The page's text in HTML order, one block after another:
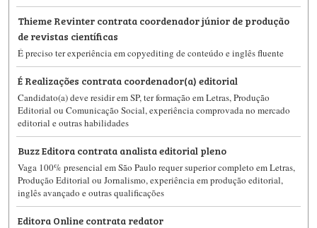
Thieme Revinter contrata coordenador júnior de produção
de revistas científicas
É preciso ter experiência em copyediting de conteúdo e inglês fluente
É Realizações contrata coordenador(a) editorial
Candidato(a) deve residir em SP, ter formação em Letras, Produção
Editorial ou Comunicação Social, experiência comprovada no mercado
editorial e outras habilidades
Buzz Editora contrata analista editorial pleno
Vaga 100% presencial em São Paulo requer superior completo em Letras,
Produção Editorial ou Jornalismo, experiência em produção editorial,
inglês avançado e outras qualificações
Editora Online contrata redator